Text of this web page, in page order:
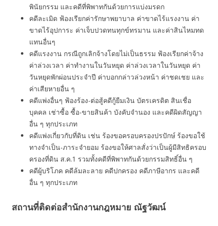
พินัยกรรม และคดีที่พิพาทกันด้วยการแบ่งมรดก
คดีละเมิด ฟ้องเรียกค่ารักษาพยาบาล ค่าขาดไร้แรงงาน ค่า
ขาดไร้อุปการะ ค่าเจ็บปวดทนทุกข์ทรมาน และค่าสินไหมทด
แทนอื่นๆ
คดีแรงงาน กรณีถูกเลิกจ้างโดยไม่เป็นธรรม ฟ้องเรียกค่าจ้าง
ค่าล่วงเวลา ค่าทํางานในวันหยุด ค่าล่วงเวลาในวันหยุด ค่า
วันหยุดพักผ่อนประจำปี ค่าบอกกล่าวล่วงหน้า ค่าชดเชย และ
ค่าเสียหายอื่น ๆ
คดีแพ่งอื่นๆ ฟ้องร้อง-ต่อสู้คดีกู้ยืมเงิน บัตรเครดิต สินเชื่อ
บุคคล เช่าซื้อ ซื้อ-ขายสินค้า บังคับจำนอง และคดีผิดสัญญา
อื่น ๆ ทุกประเภท
คดีแพ่งเกี่ยวกับที่ดิน เช่น ร้องขอครอบครองปรปักษ์ ร้องขอใช้
ทางจำเป็น-ภาระจำยอม ร้องขอให้ศาลสั่งว่าเป็นผู้มีสิทธิครอบ
ครองที่ดิน ส.ค.1 รวมทั้งคดีที่พิพาทกันด้วยกรรมสิทธิ์อื่น ๆ
คดีผู้บริโภค คดีล้มละลาย คดีปกครอง คดีภาษีอากร และคดี
อื่น ๆ ทุกประเภท
สถานที่ติดต่อสำนักงานกฎหมาย ณัฐวัฒน์